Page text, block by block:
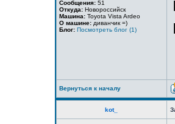
Сообщения: 51
Откуда: Новороссийск
Машина: Toyota Vista Ardeo
О машине: диванчик =)
Блог: Посмотреть блог (1)
Вернуться к началу
kot_